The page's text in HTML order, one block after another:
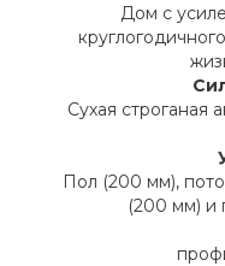
Дом с
Сухая строганая
Пол (200 мм),
(200 мм) и